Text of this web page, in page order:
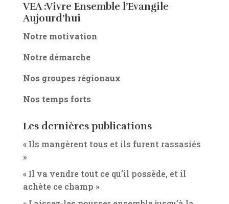
VEA :Vivre Ensemble l’Evangile
Aujourd’hui
Notre motivation
Notre démarche
Nos groupes régionaux
Nos temps forts
Les dernières publications
« Ils mangèrent tous et ils furent rassasiés
»
« Il va vendre tout ce qu’il possède, et il
achète ce champ »